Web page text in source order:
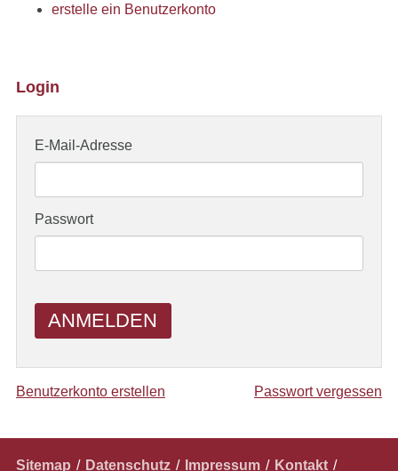
erstelle ein Benutzerkonto
Login
E-Mail-Adresse
Passwort
ANMELDEN
Benutzerkonto erstellen Passwort vergessen
Navigation
Sitemap Datenschutz Impressum Kontakt